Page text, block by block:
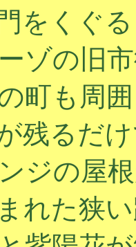
をくぐ
ゾの旧
町も周
残るだ
ジの屋
れた狭